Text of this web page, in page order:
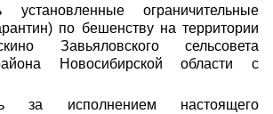
ограничительные
по бешенству на территории
Завьяловского сельсовета
Новосибирской области с
за исполнением настоящего